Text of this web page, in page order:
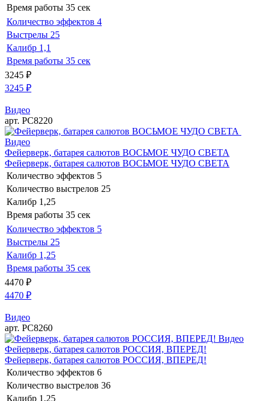
Время работы 35 сек
Количество эффектов 4
Выстрелы 25
Калибр 1,1
Время работы 35 сек
3245 ₽
3245 ₽
Видео
арт. РС8220
Видео
Фейерверк, батарея салютов ВОСЬМОЕ ЧУДО СВЕТА
Фейерверк, батарея салютов ВОСЬМОЕ ЧУДО СВЕТА
Количество эффектов 5
Количество выстрелов 25
Калибр 1,25
Время работы 35 сек
Количество эффектов 5
Выстрелы 25
Калибр 1,25
Время работы 35 сек
4470 ₽
4470 ₽
Видео
арт. РС8260
Видео
Фейерверк, батарея салютов РОССИЯ, ВПЕРЕД!
Фейерверк, батарея салютов РОССИЯ, ВПЕРЕД!
Количество эффектов 6
Количество выстрелов 36
Калибр 1,25